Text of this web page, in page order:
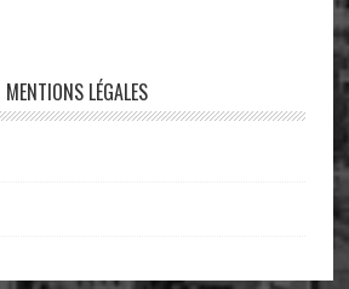
MENTIONS LÉGALES